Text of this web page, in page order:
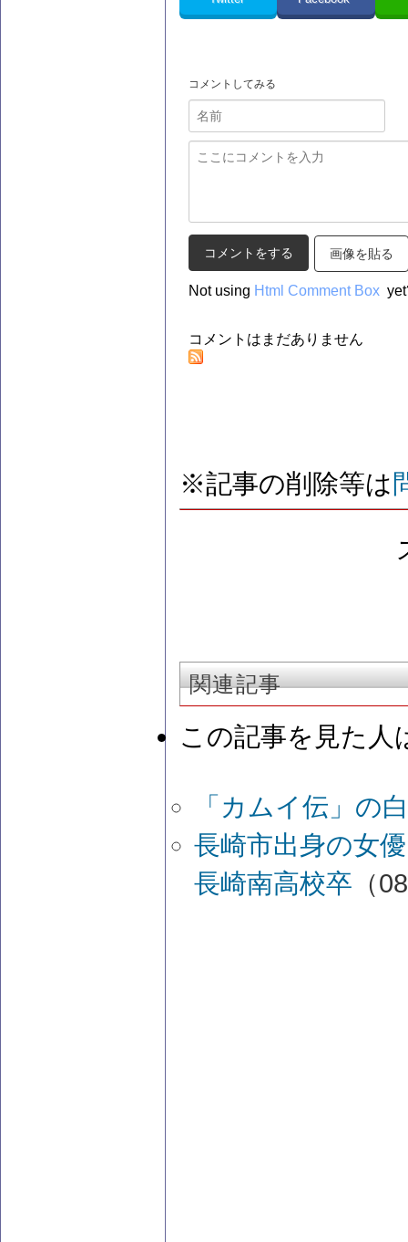
コメントしてみる
画像を貼る
Not using Html Comment Box
コメントはまだありません
※記事の削除等は
関連記事
この記事を見た人
「カムイ伝」の
長崎市出身の女
長崎南高校卒 （